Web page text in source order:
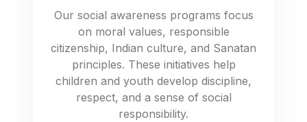
Our social awareness programs focus
on moral values, responsible
citizenship, Indian culture, and Sanatan
principles. These initiatives help
children and youth develop discipline,
respect, and a sense of social
responsibility.